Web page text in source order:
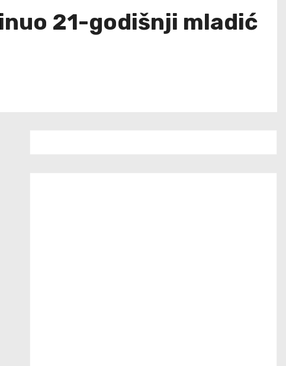
21-godišnji mladić